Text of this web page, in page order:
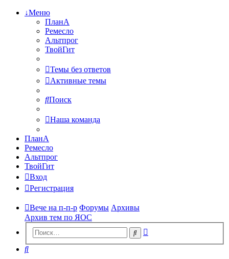
↓Меню
ПланА
Ремесло
Альтпрог
ТвойГит
Темы без ответов
Активные темы
Поиск
Наша команда
ПланА
Ремесло
Альтпрог
ТвойГит
Вход
Регистрация
Вече на п-п-р Форумы Архивы
Архив тем по ЯОС
Поиск
Поиск